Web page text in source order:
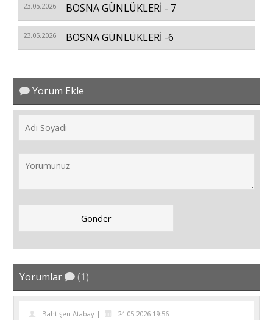
23.05.2026 BOSNA GÜNLÜKLERİ - 7
23.05.2026 BOSNA GÜNLÜKLERİ -6
Yorum Ekle
Yorumlar (1)
Bahtışen Atabay | 24.05.2026 19:56